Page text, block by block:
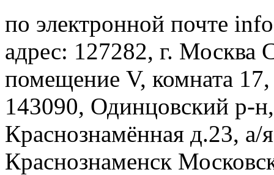
по электронной почте
адрес: 127282, г. Москва
помещение V, комната
143090, Одинцовский р-
Краснознамённая д.23, а/
Краснознаменск